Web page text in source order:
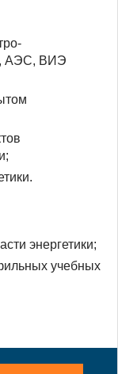
АЭС, ВИЭ
энергетики;
учебных